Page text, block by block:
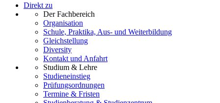
Direkt zu
Der Fachbereich
Organisation
Schule, Praktika, Aus- und Weiterbildung
Gleichstellung
Diversity
Kontakt und Anfahrt
Studium & Lehre
Studieneinstieg
Prüfungsordnungen
Termine & Fristen